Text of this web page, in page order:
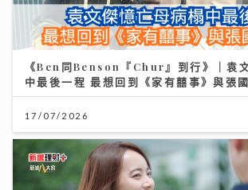
《Ben同Benson『Chur』到行》｜袁
中最後一程 最想回到《家有囍事》與張
17/07/2026